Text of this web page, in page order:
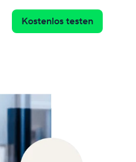
Kostenlos testen